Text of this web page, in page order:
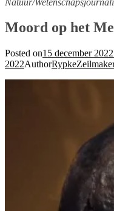
Moord op het
Posted on15 december 2022
2022Author